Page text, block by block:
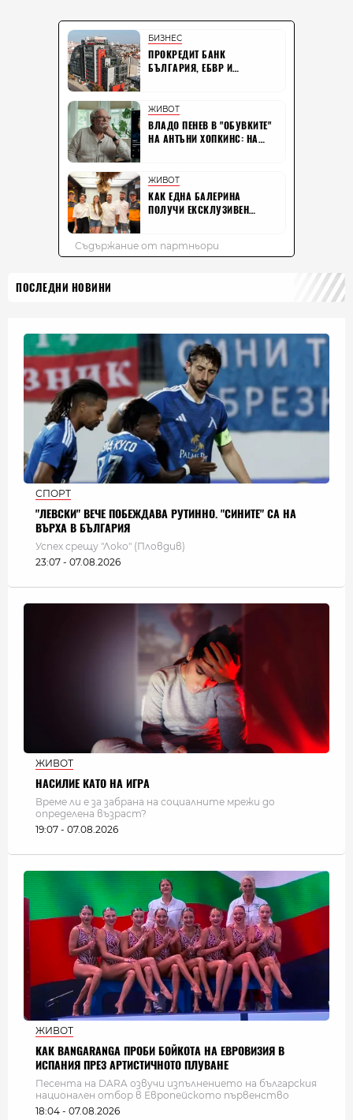
ПОСЛЕДНИ НОВИНИ
СПОРТ
"ЛЕВСКИ" ВЕЧЕ ПОБЕЖДАВА РУТИННО. "СИНИТЕ" СА НА
ВЪРХА В БЪЛГАРИЯ
Успех срещу "Локо" (Пловдив)
23:07 - 07.08.2026
ЖИВОТ
НАСИЛИЕ КАТО НА ИГРА
Време ли е за забрана на социалните мрежи до
определена възраст?
19:07 - 07.08.2026
ЖИВОТ
КАК BANGARANGA ПРОБИ БОЙКОТА НА ЕВРОВИЗИЯ В
ИСПАНИЯ ПРЕЗ АРТИСТИЧНОТО ПЛУВАНЕ
Песента на DARA озвучи изпълнението на българския
национален отбор в Европейското първенство
18:04 - 07.08.2026